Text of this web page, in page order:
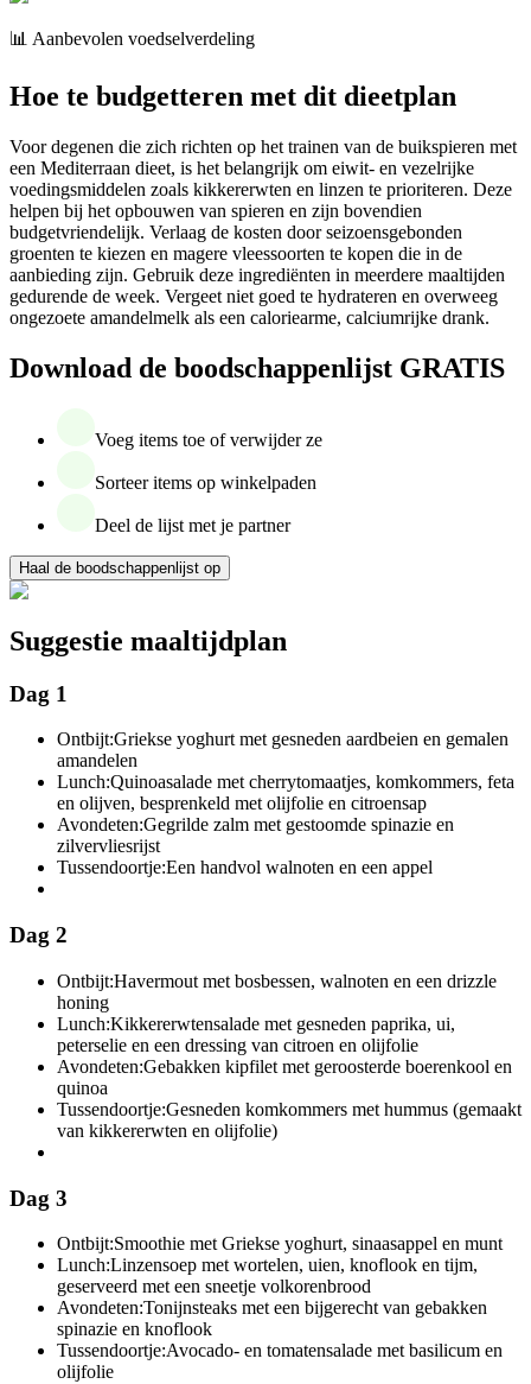
📊 Aanbevolen voedselverdeling
Hoe te budgetteren met dit dieetplan
Voor degenen die zich richten op het trainen van de buikspieren met
een Mediterraan dieet, is het belangrijk om eiwit- en vezelrijke
voedingsmiddelen zoals kikkererwten en linzen te prioriteren. Deze
helpen bij het opbouwen van spieren en zijn bovendien
budgetvriendelijk. Verlaag de kosten door seizoensgebonden
groenten te kiezen en magere vleessoorten te kopen die in de
aanbieding zijn. Gebruik deze ingrediënten in meerdere maaltijden
gedurende de week. Vergeet niet goed te hydrateren en overweeg
ongezoete amandelmelk als een caloriearme, calciumrijke drank.
Download de boodschappenlijst GRATIS
Voeg items toe of verwijder ze
Sorteer items op winkelpaden
Deel de lijst met je partner
Haal de boodschappenlijst op
Suggestie maaltijdplan
Dag 1
Ontbijt:Griekse yoghurt met gesneden aardbeien en gemalen
amandelen
Lunch:Quinoasalade met cherrytomaatjes, komkommers, feta
en olijven, besprenkeld met olijfolie en citroensap
Avondeten:Gegrilde zalm met gestoomde spinazie en
zilvervliesrijst
Tussendoortje:Een handvol walnoten en een appel
Dag 2
Ontbijt:Havermout met bosbessen, walnoten en een drizzle
honing
Lunch:Kikkererwtensalade met gesneden paprika, ui,
peterselie en een dressing van citroen en olijfolie
Avondeten:Gebakken kipfilet met geroosterde boerenkool en
quinoa
Tussendoortje:Gesneden komkommers met hummus (gemaakt
van kikkererwten en olijfolie)
Dag 3
Ontbijt:Smoothie met Griekse yoghurt, sinaasappel en munt
Lunch:Linzensoep met wortelen, uien, knoflook en tijm,
geserveerd met een sneetje volkorenbrood
Avondeten:Tonijnsteaks met een bijgerecht van gebakken
spinazie en knoflook
Tussendoortje:Avocado- en tomatensalade met basilicum en
olijfolie